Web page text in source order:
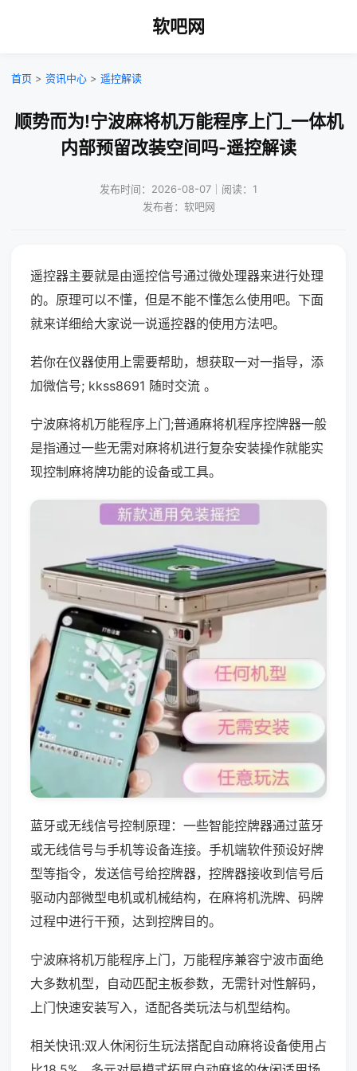
软吧网
首页 > 资讯中心 > 遥控解读
顺势而为!宁波麻将机万能程序上门_一体机
内部预留改装空间吗-遥控解读
发布时间：2026-08-07｜阅读：1
发布者：软吧网
遥控器主要就是由遥控信号通过微处理器来进行处理
的。原理可以不懂，但是不能不懂怎么使用吧。下面
就来详细给大家说一说遥控器的使用方法吧。
若你在仪器使用上需要帮助，想获取一对一指导，添
加微信号; kkss8691 随时交流 。
宁波麻将机万能程序上门;普通麻将机程序控牌器一般
是指通过一些无需对麻将机进行复杂安装操作就能实
现控制麻将牌功能的设备或工具。
蓝牙或无线信号控制原理：一些智能控牌器通过蓝牙
或无线信号与手机等设备连接。手机端软件预设好牌
型等指令，发送信号给控牌器，控牌器接收到信号后
驱动内部微型电机或机械结构，在麻将机洗牌、码牌
过程中进行干预，达到控牌目的。
宁波麻将机万能程序上门，万能程序兼容宁波市面绝
大多数机型，自动匹配主板参数，无需针对性解码，
上门快速安装写入，适配各类玩法与机型结构。
相关快讯:双人休闲衍生玩法搭配自动麻将设备使用占